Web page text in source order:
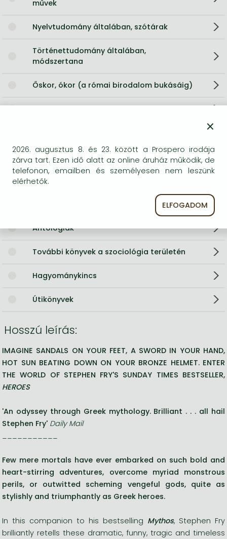
művek
Nyelvtudomány általában, szótárak
Történettudomány általában,
módszertana
Őskor, ókor (a római birodalom bukásáig)
Európa történelme
Antológiák
Mítoszok, legendák
Antológiák
További könyvek a szociológia területén
Hagyománykincs
Útikönyvek
Hosszú leírás:
IMAGINE SANDALS ON YOUR FEET, A SWORD IN YOUR HAND,
HOT SUN BEATING DOWN ON YOUR BRONZE HELMET. ENTER
THE WORLD OF STEPHEN FRY'S SUNDAY TIMES BESTSELLER,
HEROES
'An odyssey through Greek mythology. Brilliant . . . all hail
Stephen Fry' Daily Mail
Few mere mortals have ever embarked on such bold and
heart-stirring adventures, overcome myriad monstrous
perils, or outwitted scheming vengeful gods, quite as
stylishly and triumphantly as Greek heroes.
In this companion to his bestselling Mythos, Stephen Fry
brilliantly retells these dramatic, funny, tragic and timeless
×
2026. augusztus 8. és 23. között a Prospero irodája
zárva tart. Ezen idő alatt az online áruház működik, de
telefonon, emailben és személyesen nem leszünk
elérhetők.
ELFOGADOM